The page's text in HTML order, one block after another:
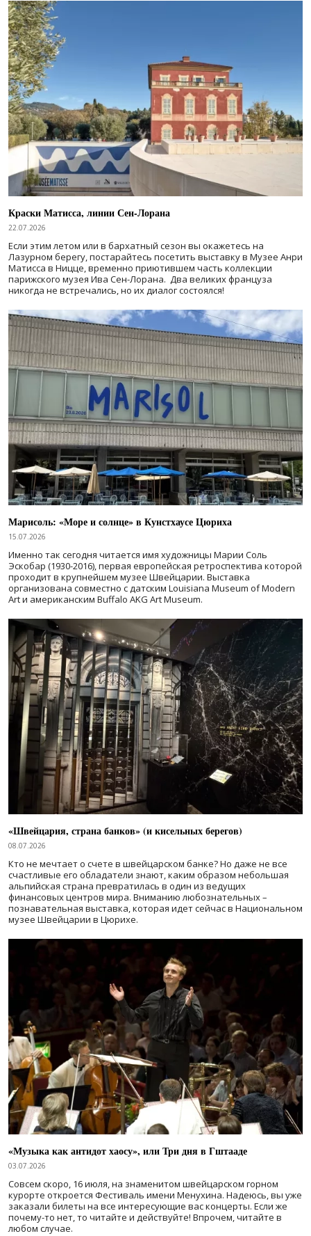
Краски Матисса, линии Сен-Лорана
22.07.2026
Если этим летом или в бархатный сезон вы окажетесь на
Лазурном берегу, постарайтесь посетить выставку в Музее Анри
Матисса в Ницце, временно приютившем часть коллекции
парижского музея Ива Сен-Лорана. Два великих француза
никогда не встречались, но их диалог состоялся!
Марисоль: «Море и солнце» в Кунстхаусе Цюриха
15.07.2026
Именно так сегодня читается имя художницы Марии Соль
Эскобар (1930-2016), первая европейская ретроспектива которой
проходит в крупнейшем музее Швейцарии. Выставка
организована совместно с датским Louisiana Museum of Modern
Art и американским Buffalo AKG Art Museum.
«Швейцария, страна банков» (и кисельных берегов)
08.07.2026
Кто не мечтает о счете в швейцарском банке? Но даже не все
счастливые его обладатели знают, каким образом небольшая
альпийская страна превратилась в один из ведущих
финансовых центров мира. Вниманию любознательных –
познавательная выставка, которая идет сейчас в Национальном
музее Швейцарии в Цюрихе.
«Музыка как антидот хаосу», или Три дня в Гштааде
03.07.2026
Совсем скоро, 16 июля, на знаменитом швейцарском горном
курорте откроется Фестиваль имени Менухина. Надеюсь, вы уже
заказали билеты на все интересующие вас концерты. Если же
почему-то нет, то читайте и действуйте! Впрочем, читайте в
любом случае.